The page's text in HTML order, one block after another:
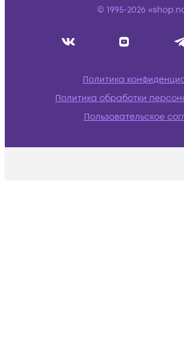
© 1995-2026
Политика
Политика обработки
Пользовательское